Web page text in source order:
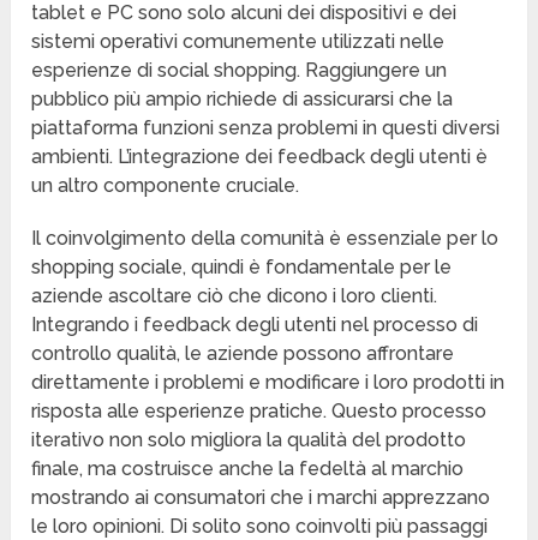
tablet e PC sono solo alcuni dei dispositivi e dei
sistemi operativi comunemente utilizzati nelle
esperienze di social shopping. Raggiungere un
pubblico più ampio richiede di assicurarsi che la
piattaforma funzioni senza problemi in questi diversi
ambienti. L’integrazione dei feedback degli utenti è
un altro componente cruciale.
Il coinvolgimento della comunità è essenziale per lo
shopping sociale, quindi è fondamentale per le
aziende ascoltare ciò che dicono i loro clienti.
Integrando i feedback degli utenti nel processo di
controllo qualità, le aziende possono affrontare
direttamente i problemi e modificare i loro prodotti in
risposta alle esperienze pratiche. Questo processo
iterativo non solo migliora la qualità del prodotto
finale, ma costruisce anche la fedeltà al marchio
mostrando ai consumatori che i marchi apprezzano
le loro opinioni. Di solito sono coinvolti più passaggi